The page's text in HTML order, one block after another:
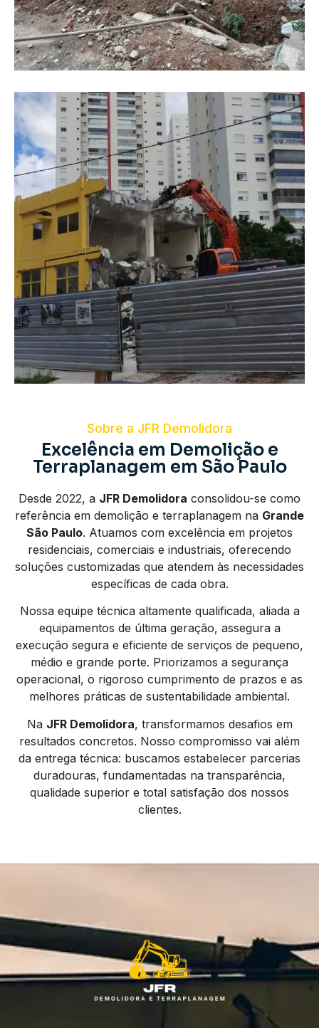
Sobre a JFR Demolidora
Excelência em Demolição e
Terraplanagem em São Paulo
Desde 2022, a JFR Demolidora consolidou-se como
referência em demolição e terraplanagem na Grande
São Paulo. Atuamos com excelência em projetos
residenciais, comerciais e industriais, oferecendo
soluções customizadas que atendem às necessidades
específicas de cada obra.
Nossa equipe técnica altamente qualificada, aliada a
equipamentos de última geração, assegura a
execução segura e eficiente de serviços de pequeno,
médio e grande porte. Priorizamos a segurança
operacional, o rigoroso cumprimento de prazos e as
melhores práticas de sustentabilidade ambiental.
Na JFR Demolidora, transformamos desafios em
resultados concretos. Nosso compromisso vai além
da entrega técnica: buscamos estabelecer parcerias
duradouras, fundamentadas na transparência,
qualidade superior e total satisfação dos nossos
clientes.